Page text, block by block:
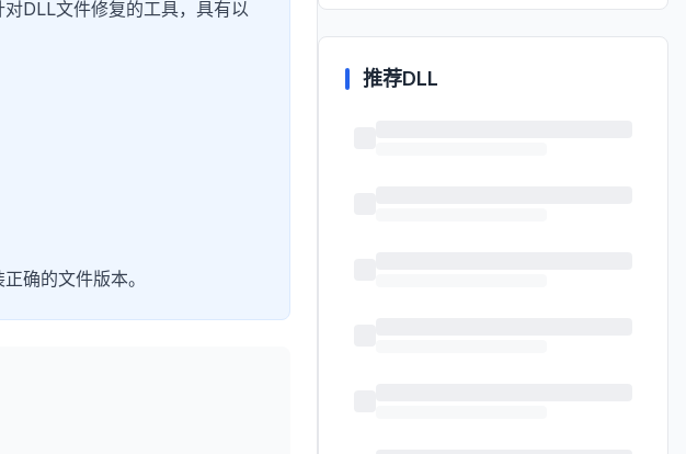
对DLL文件修复的工具，具有以
确的文件版本。
推荐DLL